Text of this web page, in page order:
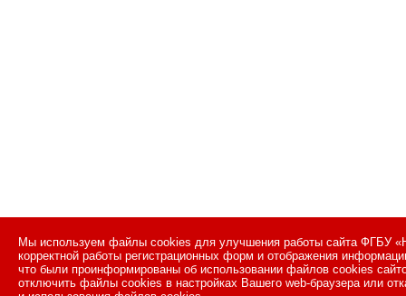
Мы используем файлы cookies для улучшения работы сайта ФГБУ
корректной работы регистрационных форм и отображения
что были проинформированы об использовании файлов cookies
отключить файлы cookies в настройках Вашего web-браузера или